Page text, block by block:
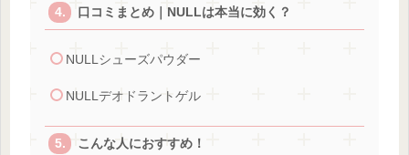
口コミまとめ｜NULLは本当に効く？
NULLシューズパウダー
NULLデオドラントゲル
こんな人におすすめ！